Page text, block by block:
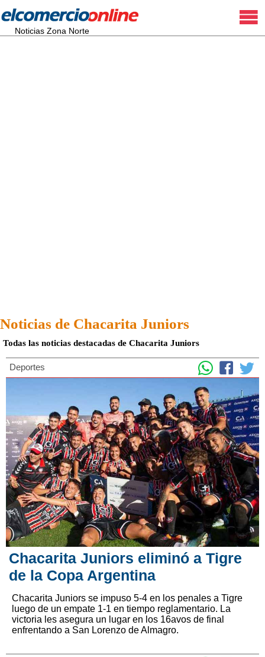
Noticias Zona Norte
Noticias de Chacarita Juniors
Todas las noticias destacadas de Chacarita Juniors
Deportes
Chacarita Juniors eliminó a Tigre
de la Copa Argentina
Chacarita Juniors se impuso 5-4 en los penales a Tigre
luego de un empate 1-1 en tiempo reglamentario. La
victoria les asegura un lugar en los 16avos de final
enfrentando a San Lorenzo de Almagro.